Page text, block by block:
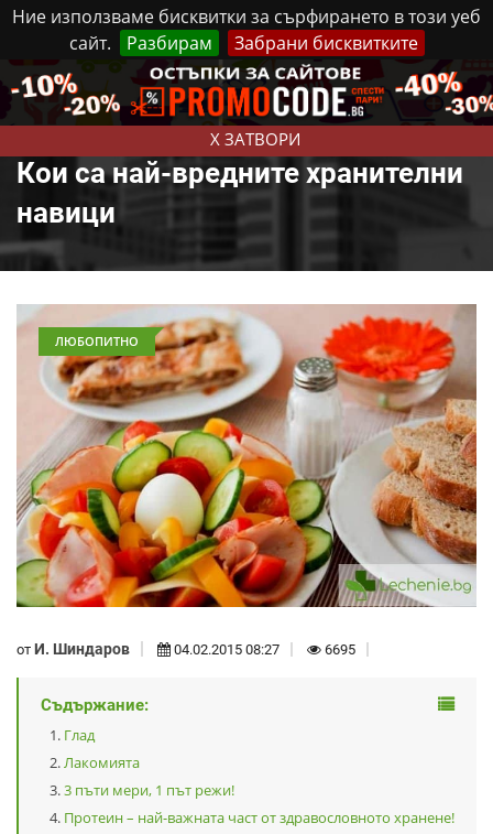
Ние използваме бисквитки за сърфирането в този уеб
сайт.
Разбирам Забрани бисквитките
X ЗАТВОРИ
Четвъртък, 6 Август, 2026 Реклама Контакти
Кои са най-вредните хранителни
навици
ЛЮБОПИТНО
от И. Шиндаров 04.02.2015 08:27 6695
Съдържание:
Глад
Лакомията
3 пъти мери, 1 път режи!
Протеин – най-важната част от здравословното хранене!